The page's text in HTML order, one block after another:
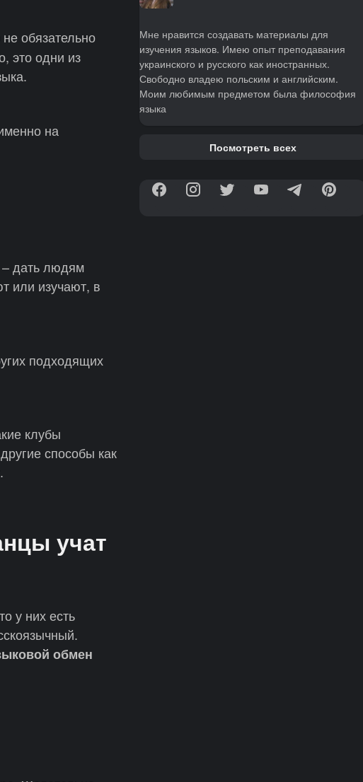
обязательно
это одни из
на
– дать людям
или изучают, в
подходящих
клубы
способы как
учат
у них есть
обмен
Мне нравится создавать материалы для
изучения языков. Имею опыт преподавания
украинского и русского как иностранных.
Свободно владею польским и английским.
Моим любимым предметом была философия
языка
Посмотреть всех